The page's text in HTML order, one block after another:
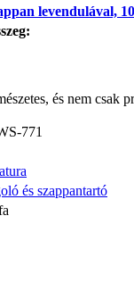
levendulával,
és nem
771
és szappantartó